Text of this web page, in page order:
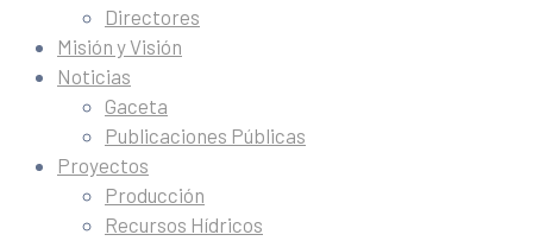
Directores
Misión y Visión
Noticias
Gaceta
Publicaciones Públicas
Proyectos
Producción
Recursos Hídricos